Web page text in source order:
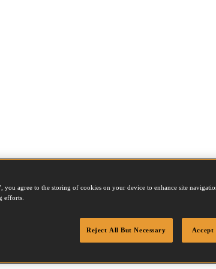
you agree to the storing of cookies on your device to enhance site
efforts.
Reject All But Necessary Accept